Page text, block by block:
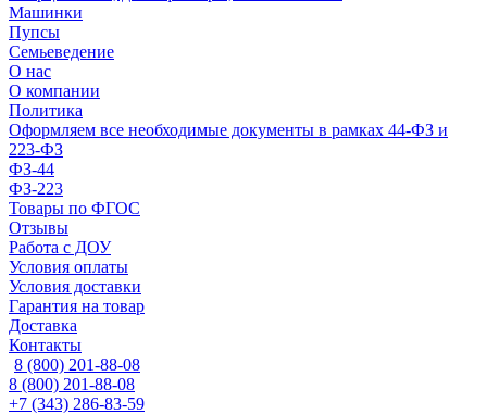
Машинки
Пупсы
Семьеведение
О нас
О компании
Политика
Оформляем все необходимые документы в рамках 44-ФЗ и
223-ФЗ
ФЗ-44
ФЗ-223
Товары по ФГОС
Отзывы
Работа с ДОУ
Условия оплаты
Условия доставки
Гарантия на товар
Доставка
Контакты
8 (800) 201-88-08
8 (800) 201-88-08
+7 (343) 286-83-59